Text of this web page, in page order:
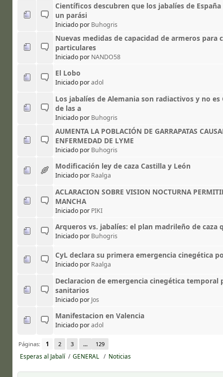
Científicos descubren que los jabalíes de
un parási
Iniciado por Buhogris
Nuevas medidas de capacidad de armeros para
particulares
Iniciado por NANDO58
El Lobo
Iniciado poradol
Los jabalíes de Alemania son radiactivos y no es
de las a
Iniciado por Buhogris
AUMENTA LA POBLACIÓN DE GARRAPATAS
ENFERMEDAD DE LYME
Iniciado por Buhogris
Modificación ley de caza Castilla y León
Iniciado por Raalga
ACLARACION SOBRE VISION NOCTURNA
MANCHA
Iniciado por PIKI
Arqueros vs. jabalíes: el plan madrileño de caza
Iniciado por Buhogris
CyL declara su primera emergencia cinegética
Iniciado por Raalga
Declaracion de emergencia cinegética temporal
sanitarios
Iniciado por Jos
Manifestacion en Valencia
Iniciado poradol
Páginas: 1 2 3 ... 129
Esperas al Jabalí/ GENERAL / Noticias